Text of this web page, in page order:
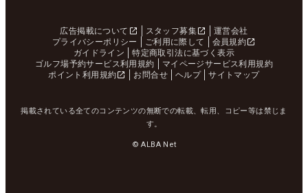
広告掲載について スタッフ募集
運営会社
プライバシーポリシー
ご利用に際して
会員規約
ガイドライン
特定商取引法に基づく表示
ゴルフ場予約サービス利用規約
マイページサービス利用規約
ポイント利用規約
お問合せ ヘルプ サイトマップ
掲載されている全てのコンテンツの無断での転載、転用、コピー等は禁じま
す。
© ALBA Net